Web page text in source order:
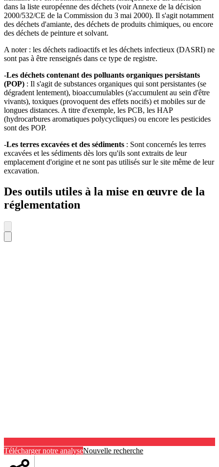
dans la liste européenne des déchets (voir Annexe de la décision
2000/532/CE de la Commission du 3 mai 2000). Il s'agit notamment
des déchets d'amiante, des déchets de produits chimiques, ou encore
des déchets de peinture et solvant.
A noter : les déchets radioactifs et les déchets infectieux (DASRI) ne
sont pas à être renseignés dans ce type de registre.
-Les déchets contenant des polluants organiques persistants
(POP) : Il s'agit de substances organiques qui sont persistantes (se
dégradent lentement), bioaccumulables (s'accumulent au sein d'être
vivants), toxiques (provoquent des effets nocifs) et mobiles sur de
longues distances. A titre d'exemple, les PCB, les HAP
(hydrocarbures aromatiques polycycliques) ou encore les pesticides
sont des POP.
-Les terres excavées et des sédiments : Sont concernés les terres
excavées et les sédiments dès lors qu'ils sont extraits de leur
emplacement d'origine et ne sont pas utilisés sur le site même de leur
excavation.
Des outils utiles à la mise en œuvre de la
réglementation
Télécharger notre analyseNouvelle recherche